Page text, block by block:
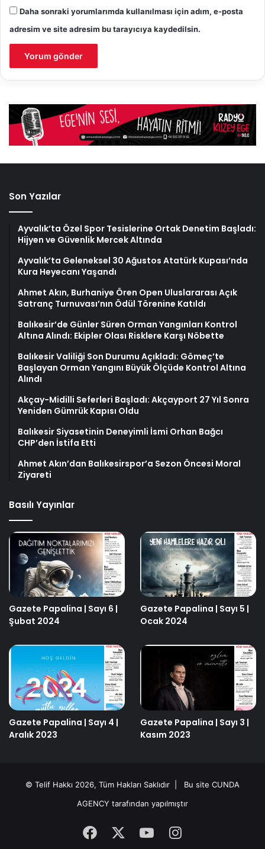
Daha sonraki yorumlarımda kullanılması için adım, e-posta
adresim ve site adresim bu tarayıcıya kaydedilsin.
Son Yazılar
Ayvalık’ta Özel Spor Tesislerine Ortak Denetim Başladı:
Hijyen ve Güvenlik Mercek Altında
Ayvalık’ta Geleneksel 30 Ağustos Atatürk Kupası’nda
Kura Heyecanı Yaşandı
Ahmet Akın, Burhaniye Ören Open Uluslararası Açık
Satranç Turnuvası’nın Ödül Törenine Katıldı
Balıkesir’de Günler Süren Orman Yangınları Kontrol
Altına Alındı: Ekipler Olası Risklere Karşı Nöbette
Balıkesir Valiliği Son Durumu Açıkladı: Gömeç’te
Başlayan Orman Yangını Büyük Ölçüde Kontrol Altına
Alındı
Akçay-Midilli Seferleri Başladı: Akçayport 27 Yıl Sonra
Yeniden Gümrük Kapısı Oldu
Balıkesir Siyasetinin Deneyimli İsmi Orhan Bağcı
CHP’den İstifa Etti
Ahmet Akın’dan Balıkesirspor’a Sezon Öncesi Moral
Ziyareti
Basılı Yayınlar
Gazete Papalina | Sayı 6 |
Şubat 2024
Gazete Papalina | Sayı 5 |
Ocak 2024
Gazete Papalina | Sayı 4 |
Aralık 2023
Gazete Papalina | Sayı 3 |
Kasım 2023
© Telif Hakkı 2026, Tüm Hakları Saklıdır | Bu site CUNDA
AGENCY tarafından yapılmıştır
FacebookYouTubeInstagram